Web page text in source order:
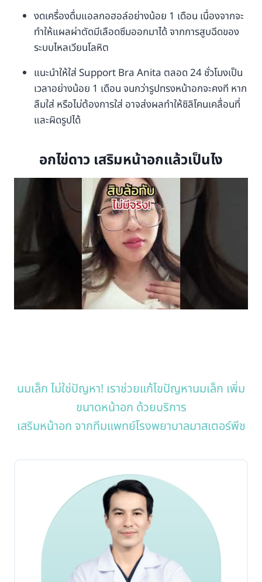
งดเครื่องดื่มแอลกอฮอล์อย่างน้อย 1 เดือน เนื่องจากจะ
ทำให้แผลผ่าตัดมีเลือดซึมออกมาได้ จากการสูบฉีดของ
ระบบไหลเวียนโลหิต
แนะนำให้ใส่ Support Bra Anita ตลอด 24 ชั่วโมงเป็น
เวลาอย่างน้อย 1 เดือน จนกว่ารูปทรงหน้าอกจะคงที หาก
ลืมใส่ หรือไม่ต้องการใส่ อาจส่งผลทำให้ซิลิโคนเคลื่อนที่
และผิดรูปได้
อกไข่ดาว เสริมหน้าอกแล้วเป็นไง
นมเล็ก ไม่ใช่ปัญหา! เราช่วยแก้ไขปัญหานมเล็ก เพิ่ม
ขนาดหน้าอก ด้วยบริการ
เสริมหน้าอก จากทีมแพทย์โรงพยาบาลมาสเตอร์พีช